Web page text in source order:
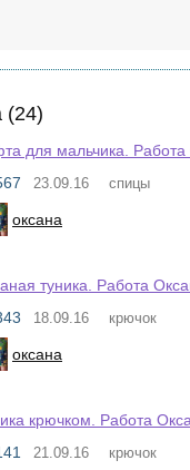
(24)
для мальчика.
23.09.16 спицы
оксана
туника. Работа
18.09.16 крючок
оксана
крючком. Работа
21.09.16 крючок